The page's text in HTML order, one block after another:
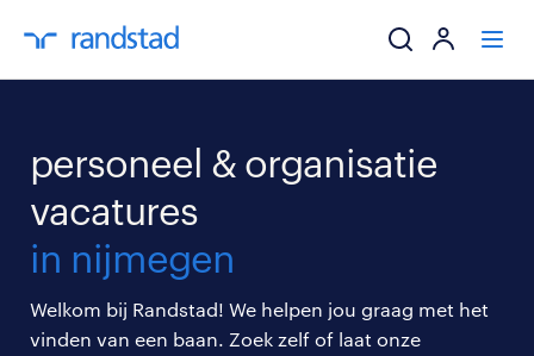
ik zoek een
over randstad
personeel & organisatie
vacatures
in nijmegen
Welkom bij Randstad! We helpen jou graag met het
vinden van een baan. Zoek zelf of laat onze